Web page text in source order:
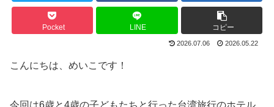
Pocket LINE コピー
2026.07.06 2026.05.22
こんにちは、めいこです！